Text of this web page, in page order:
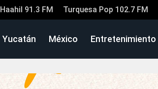
Haahil 91.3 FM Turquesa Pop 102.7 FM
Yucatán México Entretenimiento